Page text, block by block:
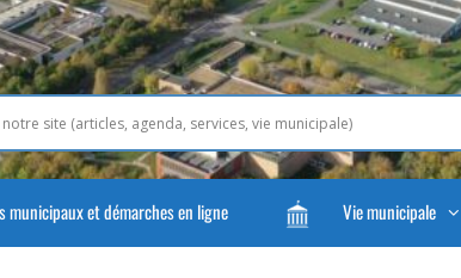
municipaux et démarches en ligne Vie municipale